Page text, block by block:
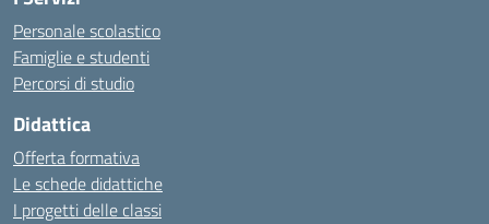
Personale scolastico
Famiglie e studenti
Percorsi di studio
Didattica
Offerta formativa
Le schede didattiche
I progetti delle classi